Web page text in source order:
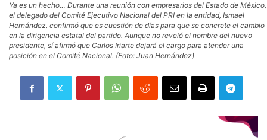
Ya es un hecho… Durante una reunión con empresarios del Estado de México,
el delegado del Comité Ejecutivo Nacional del PRI en la entidad, Ismael
Hernández, confirmó que es cuestión de días para que se concrete el cambio
en la dirigencia estatal del partido. Aunque no reveló el nombre del nuevo
presidente, sí afirmó que Carlos Iriarte dejará el cargo para atender una
posición en el Comité Nacional. (Foto: Juan Hernández)